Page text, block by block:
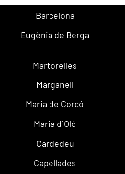
Barcelona
Eugènia de Berga
Martorelles
Marganell
Maria de Corcó
Maria d´Oló
Cardedeu
Capellades